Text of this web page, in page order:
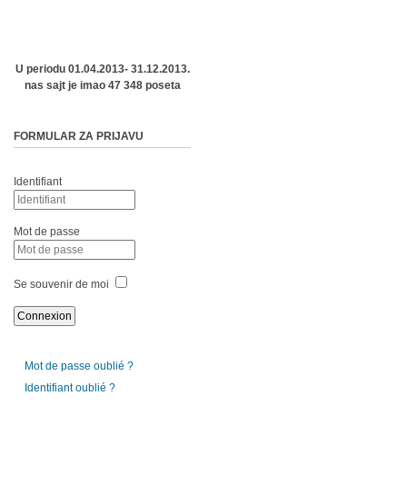
U periodu 01.04.2013- 31.12.2013.
nas sajt je imao 47 348 poseta
FORMULAR ZA PRIJAVU
Identifiant
Mot de passe
Se souvenir de moi
Mot de passe oublié ?
Identifiant oublié ?